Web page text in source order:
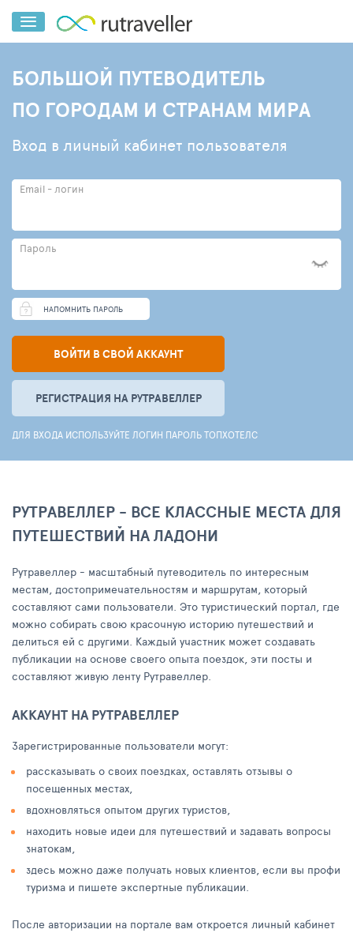
БОЛЬШОЙ ПУТЕВОДИТЕЛЬ
ПО ГОРОДАМ И СТРАНАМ МИРА
Вход в личный кабинет пользователя
Email - логин
Пароль
НАПОМНИТЬ ПАРОЛЬ
ВОЙТИ В СВОЙ АККАУНТ
РЕГИСТРАЦИЯ НА РУТРАВЕЛЛЕР
ДЛЯ ВХОДА ИСПОЛЬЗУЙТЕ ЛОГИН ПАРОЛЬ ТОПХОТЕЛС
РУТРАВЕЛЛЕР - ВСЕ КЛАССНЫЕ МЕСТА ДЛЯ
ПУТЕШЕСТВИЙ НА ЛАДОНИ
Рутравеллер - масштабный путеводитель по интересным
местам, достопримечательностям и маршрутам, который
составляют сами пользователи. Это туристический портал, где
можно собирать свою красочную историю путешествий и
делиться ей с другими. Каждый участник может создавать
публикации на основе своего опыта поездок, эти посты и
составляют живую ленту Рутравеллер.
АККАУНТ НА РУТРАВЕЛЛЕР
Зарегистрированные пользователи могут:
рассказывать о своих поездках, оставлять отзывы о
посещенных местах,
вдохновляться опытом других туристов,
находить новые идеи для путешествий и задавать вопросы
знатокам,
здесь можно даже получать новых клиентов, если вы профи
туризма и пишете экспертные публикации.
После авторизации на портале вам откроется личный кабинет